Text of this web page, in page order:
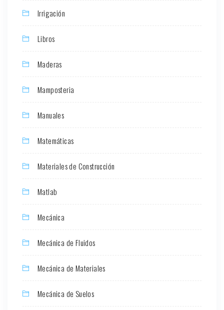
Irrigación
Libros
Maderas
Mamposteria
Manuales
Matemáticas
Materiales de Construcción
Matlab
Mecánica
Mecánica de Fluidos
Mecánica de Materiales
Mecánica de Suelos